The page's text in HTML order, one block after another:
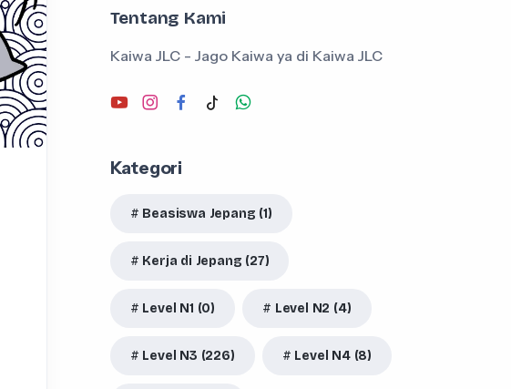
Tentang Kami
Kaiwa JLC - Jago Kaiwa ya di Kaiwa JLC
Kategori
Beasiswa Jepang (1)
Kerja di Jepang (27)
Level N1 (0) Level N2 (4)
Level N3 (226) Level N4 (8)